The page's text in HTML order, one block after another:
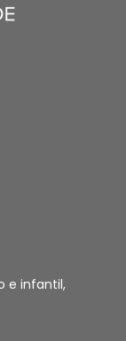
e infantil,